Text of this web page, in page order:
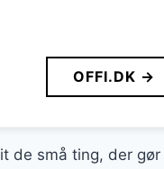
OFFI.DK →
de små ting, der gør